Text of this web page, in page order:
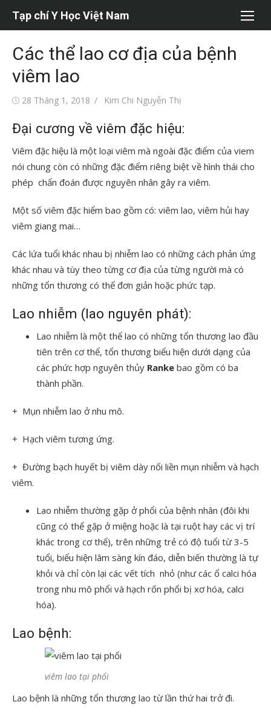
dung
Tạp chí Y Học Việt Nam
Các thể lao cơ địa của bệnh
viêm lao
Đăng28 Tháng 1, 2018
Tác
Kim Chi Nguyễn Thị
Đại cương về viêm đặc hiệu:
Viêm đặc hiệu là một loại viêm mà ngoài đặc điểm của viem
nói chung còn có những đặc điểm riêng biệt về hình thái cho
phép chẩn đoán được nguyên nhân gây ra viêm.
Một số viêm đặc hiểm bao gồm có: viêm lao, viêm hủi hay
viêm giang mai…
Các lứa tuổi khác nhau bị nhiễm lao có những cách phản ứng
khác nhau và tùy theo từng cơ địa của từng người mà có
những tổn thương có thể đơn giản hoặc phức tạp.
Lao nhiễm (lao nguyên phát):
Lao nhiễm là một thể lao có những tổn thương lao đầu
tiên trên cơ thể, tổn thương biểu hiện dưới dạng của
các phức hợp nguyên thủy Ranke bao gồm có ba
thành phần.
+ Mụn nhiễm lao ở nhu mô.
+ Hạch viêm tương ứng.
+ Đường bạch huyết bị viêm dày nối liền mụn nhiễm và hạch
viêm.
Lao nhiễm thường gặp ở phổi của bệnh nhân (đôi khi
cũng có thể gặp ở miệng hoặc là tại ruột hay các vị trí
khác trong cơ thể), trên những trẻ có độ tuổi từ 3-5
tuổi, biểu hiện lâm sàng kín đáo, diễn biến thường là tự
khỏi và chỉ còn lại các vết tích nhỏ (như các ổ calci hóa
trong nhu mô phổi và hạch rốn phổi bị xơ hóa, calci
hóa).
Lao bệnh:
viêm lao tại phổi
Lao bệnh là những tổn thương lao từ lần thứ hai trở đi.